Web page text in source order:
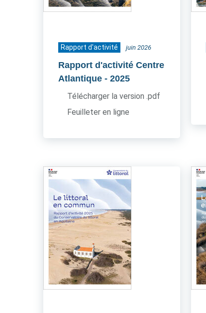
Rapport d'activité juin 2026
Rapport d'activité Centre
Atlantique - 2025
Télécharger la version .pdf
Feuilleter en ligne